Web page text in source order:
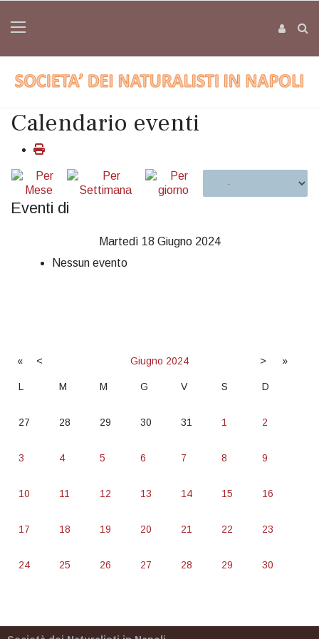
Calendario eventi
Eventi di
Martedì 18 Giugno 2024
Nessun evento
« < Giugno 2024 > »
L M M G V S D
27 28 29 30 31 1 2
3 4 5 6 7 8 9
10 11 12 13 14 15 16
17 18 19 20 21 22 23
24 25 26 27 28 29 30